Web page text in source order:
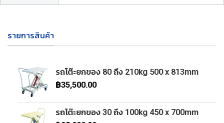
รายการสินค้า
รถโต๊ะยกของ 80 ถึง 210kg 500 x 813mm
฿35,500.00
รถโต๊ะยกของ 30 ถึง 100kg 450 x 700mm